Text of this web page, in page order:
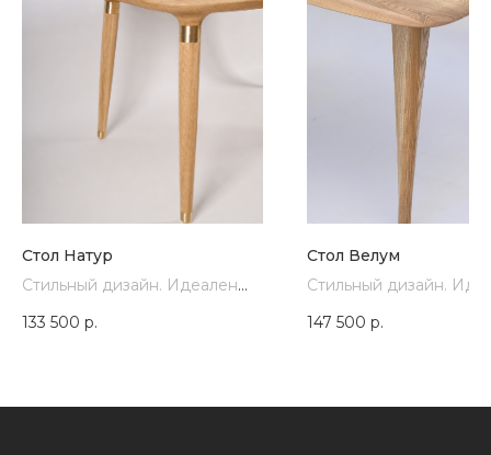
Стол Натур
Стильный дизайн. Идеален
интерьера. Изготовлен
133 500 р.
Стол Велум
Стильный дизайн.
интерьера. Изготовлен
147 500 р.